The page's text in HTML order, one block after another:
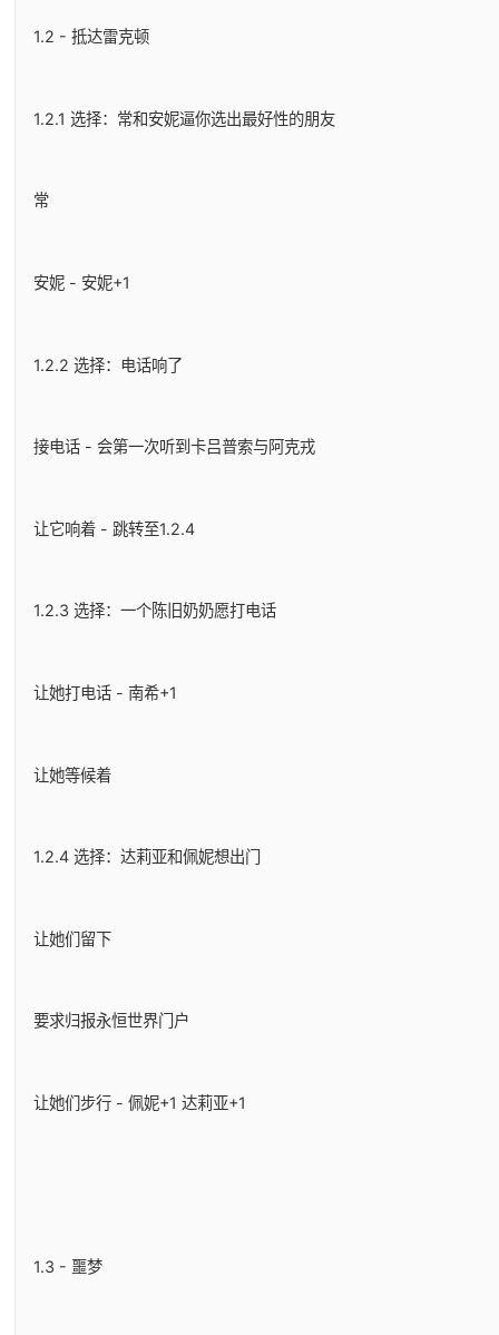
1.2 - 抵达雷克顿
1.2.1 选择：常和安妮逼你选出最好性的朋友
常
安妮 - 安妮+1
1.2.2 选择：电话响了
接电话 - 会第一次听到卡吕普索与阿克戎
让它响着 - 跳转至1.2.4
1.2.3 选择：一个陈旧奶奶愿打电话
让她打电话 - 南希+1
让她等候着
1.2.4 选择：达莉亚和佩妮想出门
让她们留下
要求归报永恒世界门户
让她们步行 - 佩妮+1 达莉亚+1
1.3 - 噩梦